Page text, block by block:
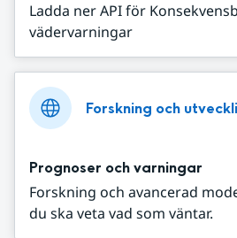
Ladda ner API för
vädervarningar
Forskning och
Prognoser och varningar
Forskning och avancerad
du ska veta vad som väntar.